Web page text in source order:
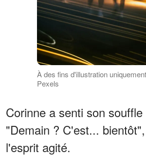
À des fins d'illustration
Pexels
Corinne a senti son souffle
"Demain ? C'est...
l'esprit agité.